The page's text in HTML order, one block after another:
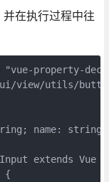
在执行过程中往
property-
view/utils/
name:
extends Vue
{